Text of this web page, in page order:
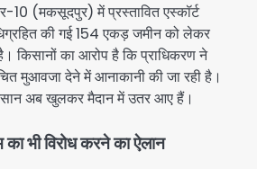
10 (मकसूदपुर) में प्रस्तावित एस्कॉर्ट
की गई 154 एकड़ जमीन को लेकर
किसानों का आरोप है कि प्राधिकरण ने
मुआवजा देने में आनाकानी की जा रही है।
अब खुलकर मैदान में उतर आए हैं।
भी विरोध करने का ऐलान